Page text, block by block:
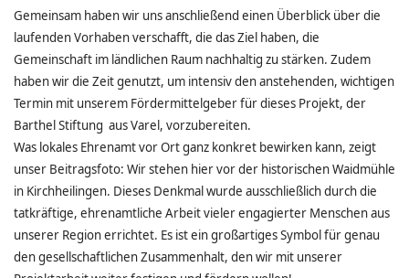
Gemeinsam haben wir uns anschließend einen Überblick über die
laufenden Vorhaben verschafft, die das Ziel haben, die
Gemeinschaft im ländlichen Raum nachhaltig zu stärken. Zudem
haben wir die Zeit genutzt, um intensiv den anstehenden, wichtigen
Termin mit unserem Fördermittelgeber für dieses Projekt, der
Barthel Stiftung aus Varel, vorzubereiten.
Was lokales Ehrenamt vor Ort ganz konkret bewirken kann, zeigt
unser Beitragsfoto: Wir stehen hier vor der historischen Waidmühle
in Kirchheilingen. Dieses Denkmal wurde ausschließlich durch die
tatkräftige, ehrenamtliche Arbeit vieler engagierter Menschen aus
unserer Region errichtet. Es ist ein großartiges Symbol für genau
den gesellschaftlichen Zusammenhalt, den wir mit unserer